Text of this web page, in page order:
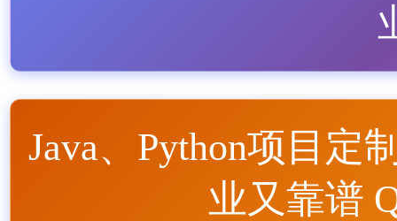
Java、Python项目定
业又靠谱